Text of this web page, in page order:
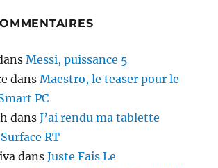
Messi, puissance 5
dansMaestro, le teaser pour le
PC
dansJ’ai rendu ma tablette
RT
dansJuste Fais Le